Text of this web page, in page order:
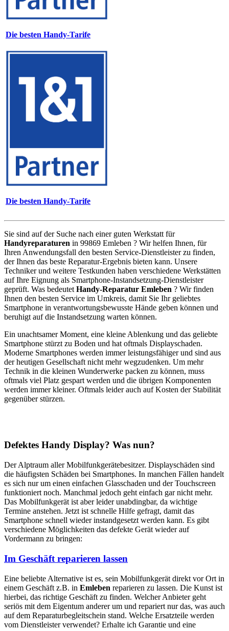
Die besten Handy-Tarife
Die besten Handy-Tarife
Sie sind auf der Suche nach einer guten Werkstatt für
Handyreparaturen in 99869 Emleben ? Wir helfen Ihnen, für
Ihren Anwendungsfall den besten Service-Dienstleister zu finden,
der Ihnen das beste Reparatur-Ergebnis bieten kann. Unsere
Techniker und weitere Testkunden haben verschiedene Werkstätten
auf Ihre Eignung als Smartphone-Instandsetzung-Dienstleister
geprüft. Was bedeutet Handy-Reparatur Emleben ? Wir finden
Ihnen den besten Service im Umkreis, damit Sie Ihr geliebtes
Smartphone in verantwortungsbewusste Hände geben können und
beruhigt auf die Instandsetzung warten können.
Ein unachtsamer Moment, eine kleine Ablenkung und das geliebte
Smartphone stürzt zu Boden und hat oftmals Displayschaden.
Moderne Smartphones werden immer leistungsfähiger und sind aus
der heutigen Gesellschaft nicht mehr wegzudenken. Um mehr
Technik in die kleinen Wunderwerke packen zu können, muss
oftmals viel Platz gespart werden und die übrigen Komponenten
werden immer kleiner. Oftmals leider auch auf Kosten der Stabilität
gegenüber stürzen.
Defektes Handy Display? Was nun?
Der Alptraum aller Mobilfunkgerätebesitzer. Displayschäden sind
die häufigsten Schäden bei Smartphones. In manchen Fällen handelt
es sich nur um einen einfachen Glasschaden und der Touchscreen
funktioniert noch. Manchmal jedoch geht einfach gar nicht mehr.
Das Mobilfunkgerät ist aber leider unabdingbar, da wichtige
Termine anstehen. Jetzt ist schnelle Hilfe gefragt, damit das
Smartphone schnell wieder instandgesetzt werden kann. Es gibt
verschiedene Möglichkeiten das defekte Gerät wieder auf
Vordermann zu bringen:
Im Geschäft reparieren lassen
Eine beliebte Alternative ist es, sein Mobilfunkgerät direkt vor Ort in
einem Geschäft z.B. in Emleben reparieren zu lassen. Die Kunst ist
hierbei, das richtige Geschäft zu finden. Welcher Anbieter geht
seriös mit dem Eigentum anderer um und repariert nur das, was auch
auf dem Reparaturbegleitschein stand. Welche Ersatzteile werden
vom Dienstleister verwendet? Erhalte ich Garantie und eine